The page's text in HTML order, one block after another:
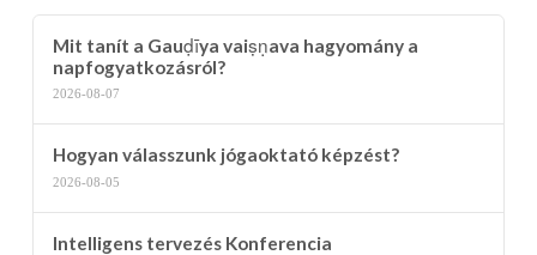
Mit tanít a Gauḍīya vaiṣṇava hagyomány a
napfogyatkozásról?
2026-08-07
Hogyan válasszunk jógaoktató képzést?
2026-08-05
Intelligens tervezés Konferencia